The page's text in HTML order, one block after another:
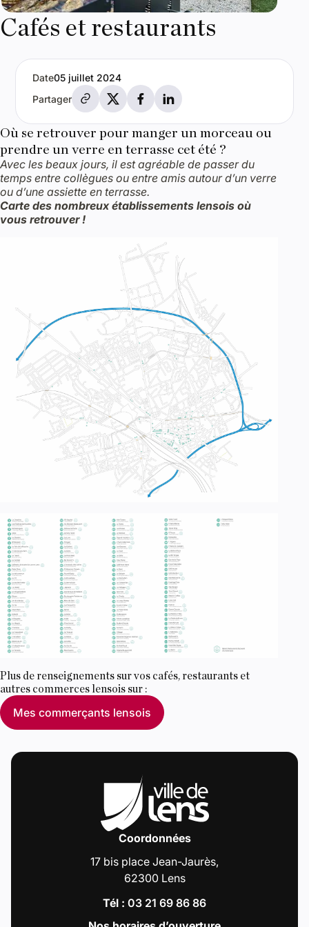
Cafés et restaurants
PartagerPartager par e-mail
Partager sur X
Partager sur Facebook
Partager sur LinkedIn
Date05 juillet 2024
Où se retrouver pour manger un morceau ou
prendre un verre en terrasse cet été ?
Avec les beaux jours, il est agréable de passer du
temps entre collègues ou entre amis autour d’un verre
ou d’une assiette en terrasse.
Carte des nombreux établissements lensois où
vous retrouver !
Plus de renseignements sur vos cafés, restaurants et
autres commerces lensois sur :
Mes commerçants lensois
Coordonnées
17 bis place Jean-Jaurès,
62300 Lens
Tél : 03 21 69 86 86